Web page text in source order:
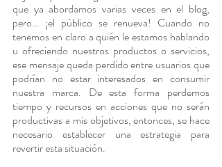
que ya abordamos varias veces en el blog,
pero… ¡el público se renueva! Cuando no
tenemos en claro a quién le estamos hablando
u ofreciendo nuestros productos o servicios,
ese mensaje queda perdido entre usuarios que
podrían no estar interesados en consumir
nuestra marca. De esta forma perdemos
tiempo y recursos en acciones que no serán
productivas a mis objetivos, entonces, se hace
necesario establecer una estrategia para
revertir esta situación.